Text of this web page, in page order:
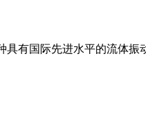
具有国际先进水平的流体振